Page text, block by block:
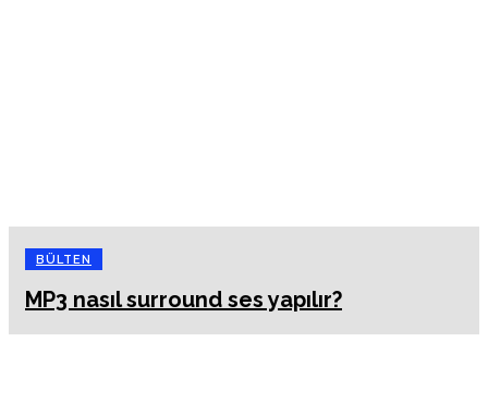
BÜLTEN
MP3 nasıl surround ses yapılır?